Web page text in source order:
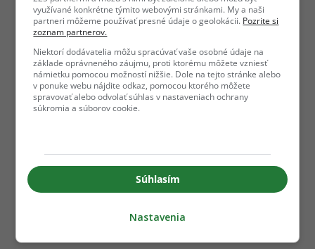
využívané konkrétne týmito webovými stránkami. My a naši
partneri môžeme používať presné údaje o geolokácii. Pozrite si
zoznam partnerov.
Niektorí dodávatelia môžu spracúvať vaše osobné údaje na
základe oprávneného záujmu, proti ktorému môžete vzniesť
námietku pomocou možností nižšie. Dole na tejto stránke alebo
v ponuke webu nájdite odkaz, pomocou ktorého môžete
spravovať alebo odvolať súhlas v nastaveniach ochrany
súkromia a súborov cookie.
Súhlasím
Nastavenia